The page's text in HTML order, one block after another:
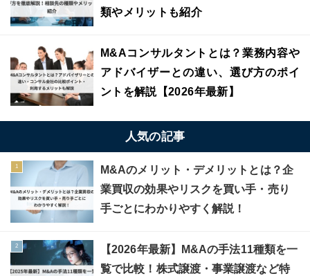
類やメリットも紹介
M&Aコンサルタントとは？業務内容や
アドバイザーとの違い、選び方のポイ
ントを解説【2026年最新】
人気の記事
M&Aのメリット・デメリットとは？企
業買収の効果やリスクを買い手・売り
手ごとにわかりやすく解説！
【2026年最新】M&Aの手法11種類を一
覧で比較！株式譲渡・事業譲渡など特